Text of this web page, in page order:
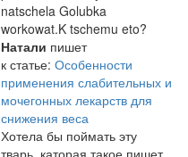
natschela Golubka
workowat.K tschemu eto?
Натали пишет
к статье: Особенности
применения слабительных и
мочегонных лекарств для
снижения веса
Хотела бы поймать эту